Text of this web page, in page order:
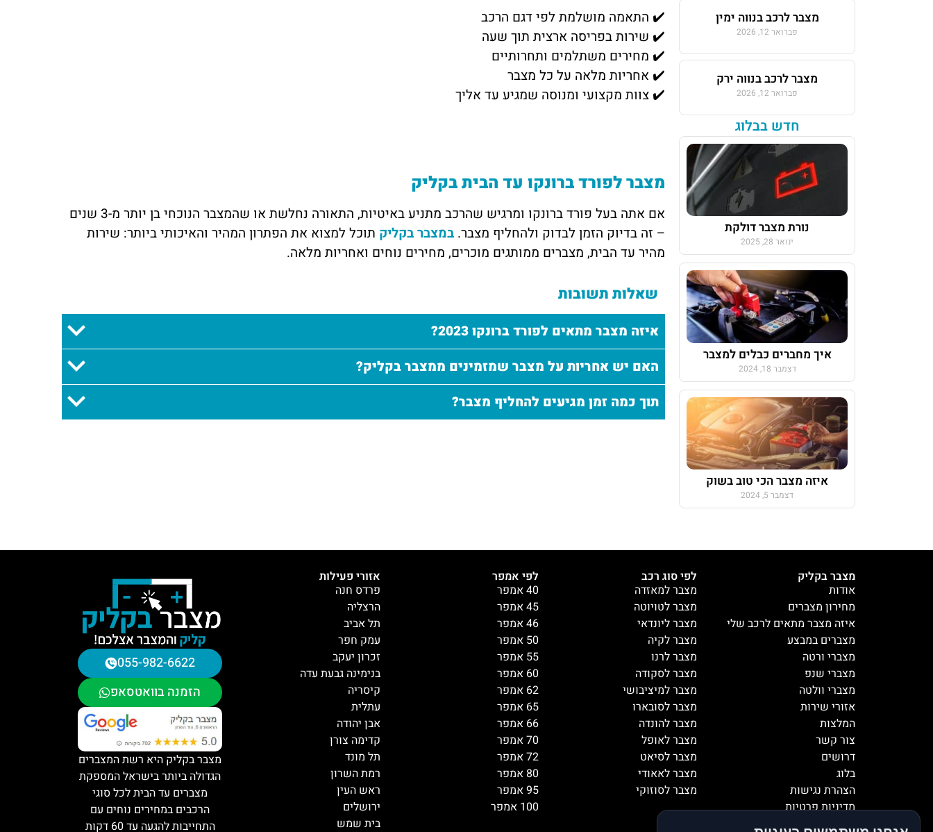
מצבר לרכב בנווה ימין
פברואר 12, 2026
מצבר לרכב בנווה ירק
פברואר 12, 2026
חדש בבלוג
נורת מצבר דולקת
ינואר 28, 2025
איך מחברים כבלים למצבר
דצמבר 18, 2024
איזה מצבר הכי טוב בשוק
דצמבר 5, 2024
✔️ התאמה מושלמת לפי דגם הרכב
✔️ שירות בפריסה ארצית תוך שעה
✔️ מחירים משתלמים ותחרותיים
✔️ אחריות מלאה על כל מצבר
✔️ צוות מקצועי ומנוסה שמגיע עד אליך
מצבר לפורד ברונקו עד הבית בקליק
אם אתה בעל פורד ברונקו ומרגיש שהרכב מתניע באיטיות, התאורה נחלשת או שהמצבר הנוכחי בן יותר מ-3 שנים
– זה בדיוק הזמן לבדוק ולהחליף מצבר. במצבר בקליק תוכל למצוא את הפתרון המהיר והאיכותי ביותר: שירות
מהיר עד הבית, מצברים ממותגים מוכרים, מחירים נוחים ואחריות מלאה.
שאלות תשובות
איזה מצבר מתאים לפורד ברונקו 2023?
האם יש אחריות על מצבר שמזמינים ממצבר בקליק?
תוך כמה זמן מגיעים להחליף מצבר?
מצבר בקליק
אודות
מחירון מצברים
איזה מצבר מתאים לרכב שלי
מצברים במבצע
מצברי ורטה
מצברי שנפ
מצברי וולטה
אזורי שירות
המלצות
צור קשר
דרושים
בלוג
הצהרת נגישות
מדיניות פרטיות
לפי סוג רכב
מצבר למאזדה
מצבר לטויוטה
מצבר ליונדאי
מצבר לקיה
מצבר לרנו
מצבר לסקודה
מצבר למיציבושי
מצבר לסובארו
מצבר להונדה
מצבר לאופל
מצבר לסיאט
מצבר לאאודי
מצבר לסוזוקי
לפי אמפר
40 אמפר
45 אמפר
46 אמפר
50 אמפר
55 אמפר
60 אמפר
62 אמפר
65 אמפר
66 אמפר
70 אמפר
72 אמפר
80 אמפר
95 אמפר
100 אמפר
אזורי פעילות
פרדס חנה
הרצליה
תל אביב
עמק חפר
זכרון יעקב
בנימינה גבעת עדה
קיסריה
עתלית
אבן יהודה
קדימה צורן
תל מונד
רמת השרון
ראש העין
ירושלים
בית שמש
055-982-6622
הזמנה בוואטסאפ
מצבר בקליק היא רשת המצברים
הגדולה ביותר בישראל המספקת
מצברים עד הבית לכל סוגי
הרכבים במחירים נוחים עם
התחייבות להגעה עד 60 דקות